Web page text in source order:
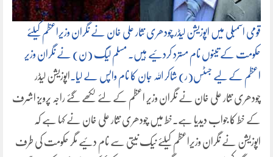
قومی اسمبلی میں اپوزیشن لیڈر چودھری نثار علی خان نے نگران وزیراعظم کیلئے
حکومت کے تینوں نام مسترد کردئیے ہیں۔ مسلم لیگ (ن) نے نگران وزیر
اعظم کے لیے جسٹس(ر) شاکر اللہ جان کا نام واپس لے لیا۔ اپوزیشن لیڈر
چودھری نثار علی خان نے نگران وزیر اعظم کے لئے لکھے گئے راجہ پرویز اشرف
کے خط کا جواب دیدیا ہے۔خط میں چودھری نثار علی خان نے کہا ہے کہ
اپوزیشن نے نگران وزیراعظم کیلئے نیک نیتی سے نام دئیے مگر حکومت کی طرف